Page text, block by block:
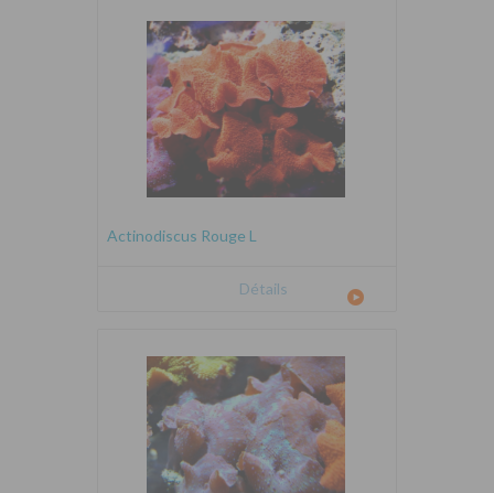
Actinodiscus Rouge L
Détails